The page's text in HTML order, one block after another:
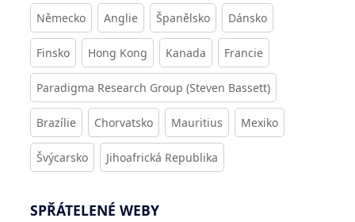
Německo Anglie Španělsko Dánsko
Finsko Hong Kong Kanada Francie
Paradigma Research Group (Steven Bassett)
Brazílie Chorvatsko Mauritius Mexiko
Švýcarsko Jihoafrická Republika
SPŘÁTELENÉ WEBY